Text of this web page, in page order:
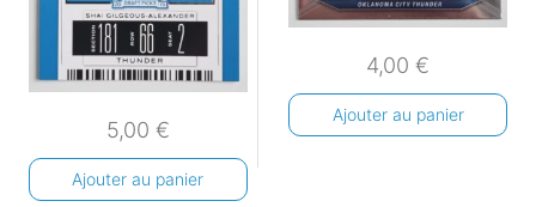
5,00 €
Ajouter au panier
4,00€
Ajouter au panier